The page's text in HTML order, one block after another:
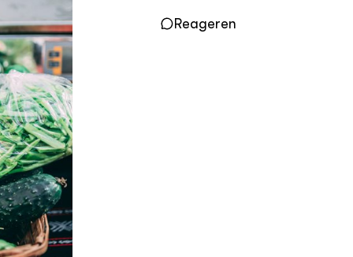
Wiki Groen Kennisnet
GROEN KENNISNET
Over ons
Contact
ENGLISH
Search the Knowledge base
Reageren